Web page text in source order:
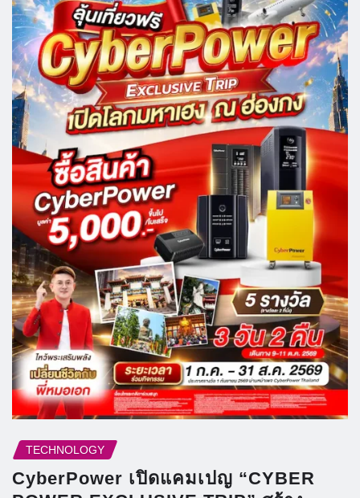
TECHNOLOGY
CyberPower เปิดแคมเปญ “CYBER